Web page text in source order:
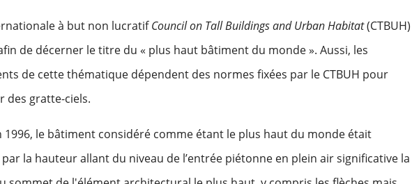
à but non lucratifCouncil on Tall Buildings and Urban Habitat(CTBUH)
de décerner le titre du « plus haut bâtiment du monde ». Aussi, les
de cette thématique dépendent des normes fixées par le CTBUH pour
des gratte-ciels.
1996, le bâtiment considéré comme étant le plus haut du monde était
la hauteur allant du niveau de l’entrée piétonne en plein air significative la